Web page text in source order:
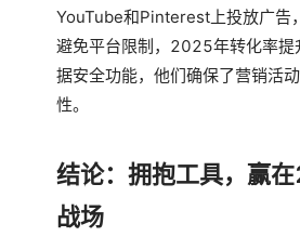
YouTube和Pinterest上投放广告
避免平台限制，2025年转化率提
据安全功能，他们确保了营销活
性。
结论：拥抱工具，赢
战场